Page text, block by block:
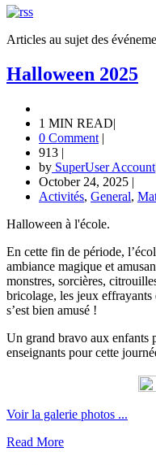
Articles au sujet des
Halloween 2025
1 MIN READ|
0 Comment |
913 |
by SuperUser Account
October 24, 2025 |
Activités, General,
Halloween à l'école.
En cette fin de période,
ambiance magique et
monstres, sorcières,
bricolage, les jeux
s’est bien amusé !
Un grand bravo aux enfants
enseignants pour cette
Voir la galerie photos ...
Read More